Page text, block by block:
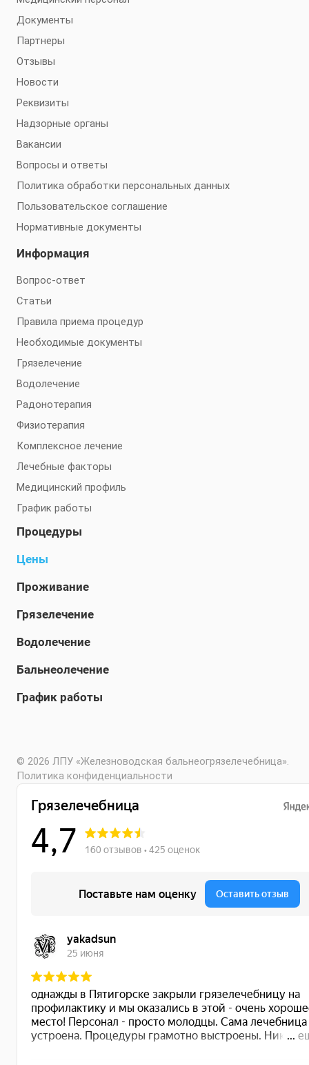
Документы
Партнеры
Отзывы
Новости
Реквизиты
Надзорные органы
Вакансии
Вопросы и ответы
Политика обработки персональных данных
Пользовательское соглашение
Нормативные документы
Информация
Вопрос-ответ
Статьи
Правила приема процедур
Необходимые документы
Грязелечение
Водолечение
Радонотерапия
Физиотерапия
Комплексное лечение
Лечебные факторы
Медицинский профиль
График работы
Процедуры
Цены
Проживание
Грязелечение
Водолечение
Бальнеолечение
График работы
© 2026 ЛПУ «Железноводская бальнеогрязелечебница».
Политика конфиденциальности